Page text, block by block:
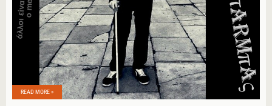
READ MORE »